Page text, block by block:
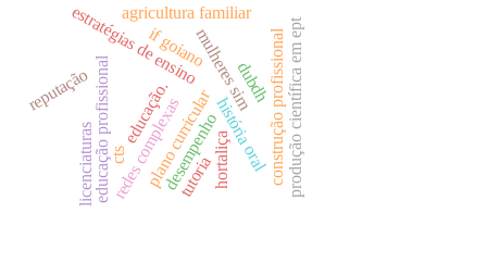
educação profissional
estratégias de ensino
redes complexas
plano curricularhistória oralconstrução profissional
educação. mulheres sim
hortaliça
agricultura familiar
licenciaturas
if goiano
reputação
desempenho
dubdh
tutoria produção científica em ept
cts